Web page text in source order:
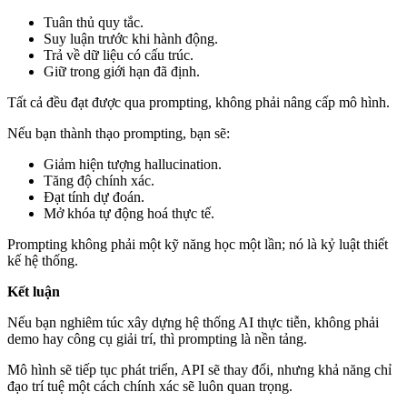
Tuân thủ quy tắc.
Suy luận trước khi hành động.
Trả về dữ liệu có cấu trúc.
Giữ trong giới hạn đã định.
Tất cả đều đạt được qua prompting, không phải nâng cấp mô hình.
Nếu bạn thành thạo prompting, bạn sẽ:
Giảm hiện tượng hallucination.
Tăng độ chính xác.
Đạt tính dự đoán.
Mở khóa tự động hoá thực tế.
Prompting không phải một kỹ năng học một lần; nó là kỷ luật thiết
kế hệ thống.
Kết luận
Nếu bạn nghiêm túc xây dựng hệ thống AI thực tiễn, không phải
demo hay công cụ giải trí, thì prompting là nền tảng.
Mô hình sẽ tiếp tục phát triển, API sẽ thay đổi, nhưng khả năng chỉ
đạo trí tuệ một cách chính xác sẽ luôn quan trọng.